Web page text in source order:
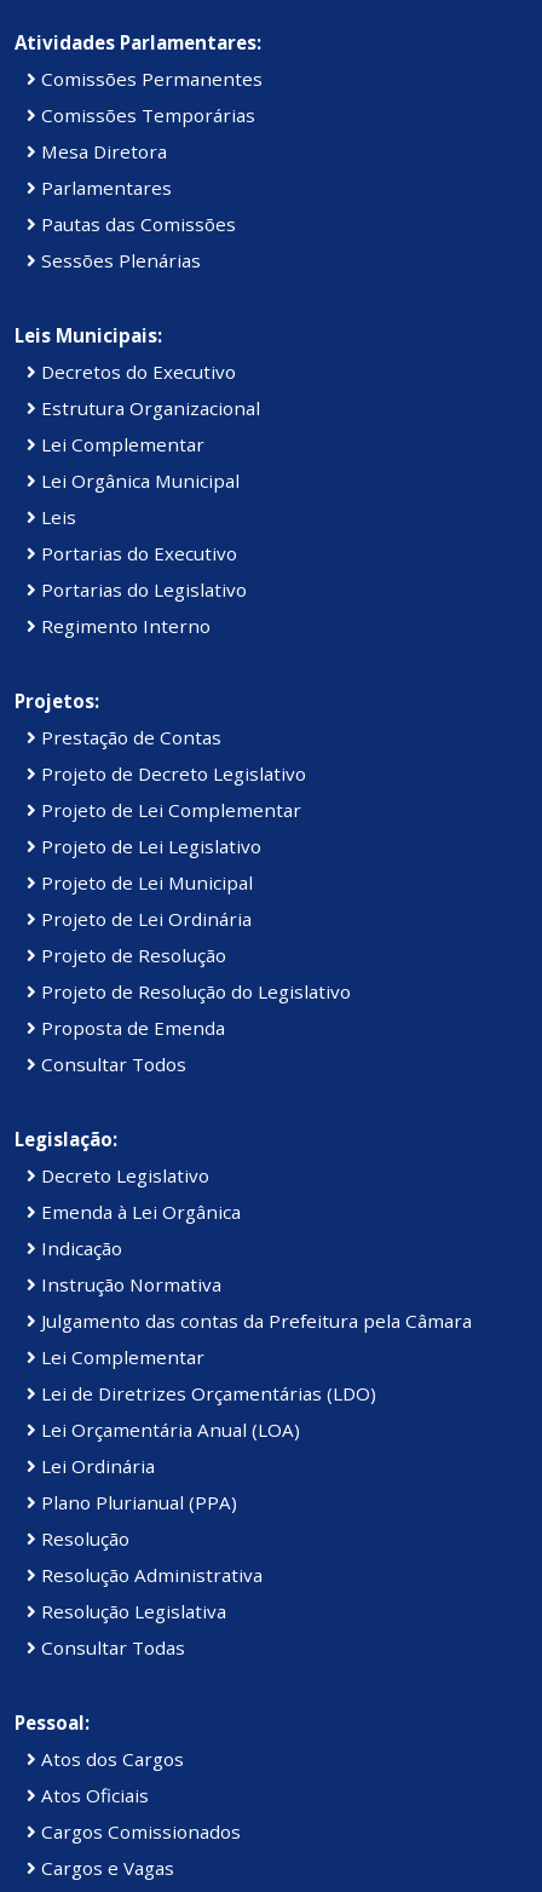
Atividades Parlamentares:
Comissões Permanentes
Comissões Temporárias
Mesa Diretora
Parlamentares
Pautas das Comissões
Sessões Plenárias
Leis Municipais:
Decretos do Executivo
Estrutura Organizacional
Lei Complementar
Lei Orgânica Municipal
Leis
Portarias do Executivo
Portarias do Legislativo
Regimento Interno
Projetos:
Prestação de Contas
Projeto de Decreto Legislativo
Projeto de Lei Complementar
Projeto de Lei Legislativo
Projeto de Lei Municipal
Projeto de Lei Ordinária
Projeto de Resolução
Projeto de Resolução do Legislativo
Proposta de Emenda
Consultar Todos
Legislação:
Decreto Legislativo
Emenda à Lei Orgânica
Indicação
Instrução Normativa
Julgamento das contas da Prefeitura pela Câmara
Lei Complementar
Lei de Diretrizes Orçamentárias (LDO)
Lei Orçamentária Anual (LOA)
Lei Ordinária
Plano Plurianual (PPA)
Resolução
Resolução Administrativa
Resolução Legislativa
Consultar Todas
Pessoal:
Atos dos Cargos
Atos Oficiais
Cargos Comissionados
Cargos e Vagas